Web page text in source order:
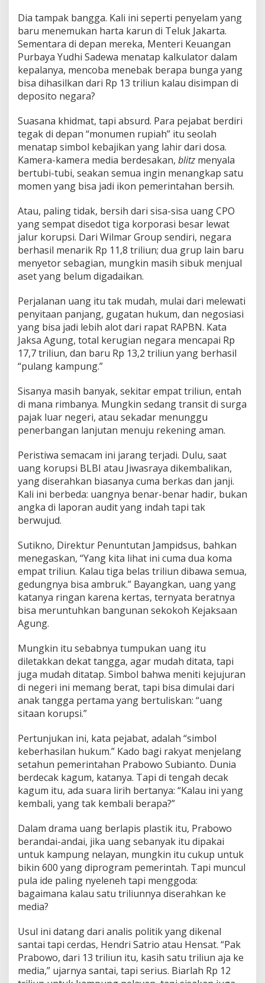
Dia tampak bangga. Kali ini seperti penyelam yang
baru menemukan harta karun di Teluk Jakarta.
Sementara di depan mereka, Menteri Keuangan
Purbaya Yudhi Sadewa menatap kalkulator dalam
kepalanya, mencoba menebak berapa bunga yang
bisa dihasilkan dari Rp 13 triliun kalau disimpan di
deposito negara?
Suasana khidmat, tapi absurd. Para pejabat berdiri
tegak di depan “monumen rupiah” itu seolah
menatap simbol kebajikan yang lahir dari dosa.
Kamera-kamera media berdesakan, blitz menyala
bertubi-tubi, seakan semua ingin menangkap satu
momen yang bisa jadi ikon pemerintahan bersih.
Atau, paling tidak, bersih dari sisa-sisa uang CPO
yang sempat disedot tiga korporasi besar lewat
jalur korupsi. Dari Wilmar Group sendiri, negara
berhasil menarik Rp 11,8 triliun; dua grup lain baru
menyetor sebagian, mungkin masih sibuk menjual
aset yang belum digadaikan.
Perjalanan uang itu tak mudah, mulai dari melewati
penyitaan panjang, gugatan hukum, dan negosiasi
yang bisa jadi lebih alot dari rapat RAPBN. Kata
Jaksa Agung, total kerugian negara mencapai Rp
17,7 triliun, dan baru Rp 13,2 triliun yang berhasil
“pulang kampung.”
Sisanya masih banyak, sekitar empat triliun, entah
di mana rimbanya. Mungkin sedang transit di surga
pajak luar negeri, atau sekadar menunggu
penerbangan lanjutan menuju rekening aman.
Peristiwa semacam ini jarang terjadi. Dulu, saat
uang korupsi BLBI atau Jiwasraya dikembalikan,
yang diserahkan biasanya cuma berkas dan janji.
Kali ini berbeda: uangnya benar-benar hadir, bukan
angka di laporan audit yang indah tapi tak
berwujud.
Sutikno, Direktur Penuntutan Jampidsus, bahkan
menegaskan, “Yang kita lihat ini cuma dua koma
empat triliun. Kalau tiga belas triliun dibawa semua,
gedungnya bisa ambruk.” Bayangkan, uang yang
katanya ringan karena kertas, ternyata beratnya
bisa meruntuhkan bangunan sekokoh Kejaksaan
Agung.
Mungkin itu sebabnya tumpukan uang itu
diletakkan dekat tangga, agar mudah ditata, tapi
juga mudah ditatap. Simbol bahwa meniti kejujuran
di negeri ini memang berat, tapi bisa dimulai dari
anak tangga pertama yang bertuliskan: “uang
sitaan korupsi.”
Pertunjukan ini, kata pejabat, adalah “simbol
keberhasilan hukum.” Kado bagi rakyat menjelang
setahun pemerintahan Prabowo Subianto. Dunia
berdecak kagum, katanya. Tapi di tengah decak
kagum itu, ada suara lirih bertanya: “Kalau ini yang
kembali, yang tak kembali berapa?”
Dalam drama uang berlapis plastik itu, Prabowo
berandai-andai, jika uang sebanyak itu dipakai
untuk kampung nelayan, mungkin itu cukup untuk
bikin 600 yang diprogram pemerintah. Tapi muncul
pula ide paling nyeleneh tapi menggoda:
bagaimana kalau satu triliunnya diserahkan ke
media?
Usul ini datang dari analis politik yang dikenal
santai tapi cerdas, Hendri Satrio atau Hensat. “Pak
Prabowo, dari 13 triliun itu, kasih satu triliun aja ke
media,” ujarnya santai, tapi serius. Biarlah Rp 12